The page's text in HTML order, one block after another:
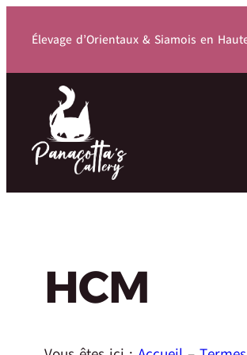
Élevage d’Orientaux & Siamois en
HCM